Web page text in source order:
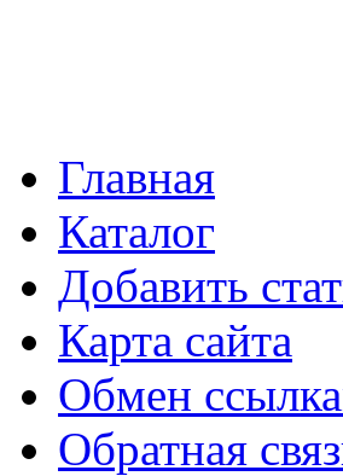
Главная
Каталог
Добавить
Карта сайта
Обмен
Обратная